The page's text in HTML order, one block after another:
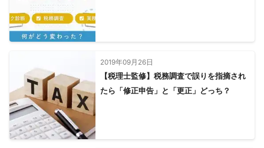
2019年09月26日
【税理士監修】税務調査で誤りを指摘され
たら「修正申告」と「更正」どっち？